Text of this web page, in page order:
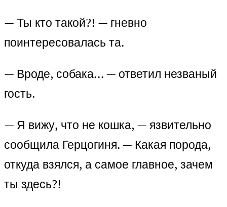
— Ты кто такой?! — гневно
поинтересовалась та.
— Вроде, собака… — ответил незваный
гость.
— Я вижу, что не кошка, — язвительно
сообщила Герцогиня. — Какая порода,
откуда взялся, а самое главное, зачем
ты здесь?!